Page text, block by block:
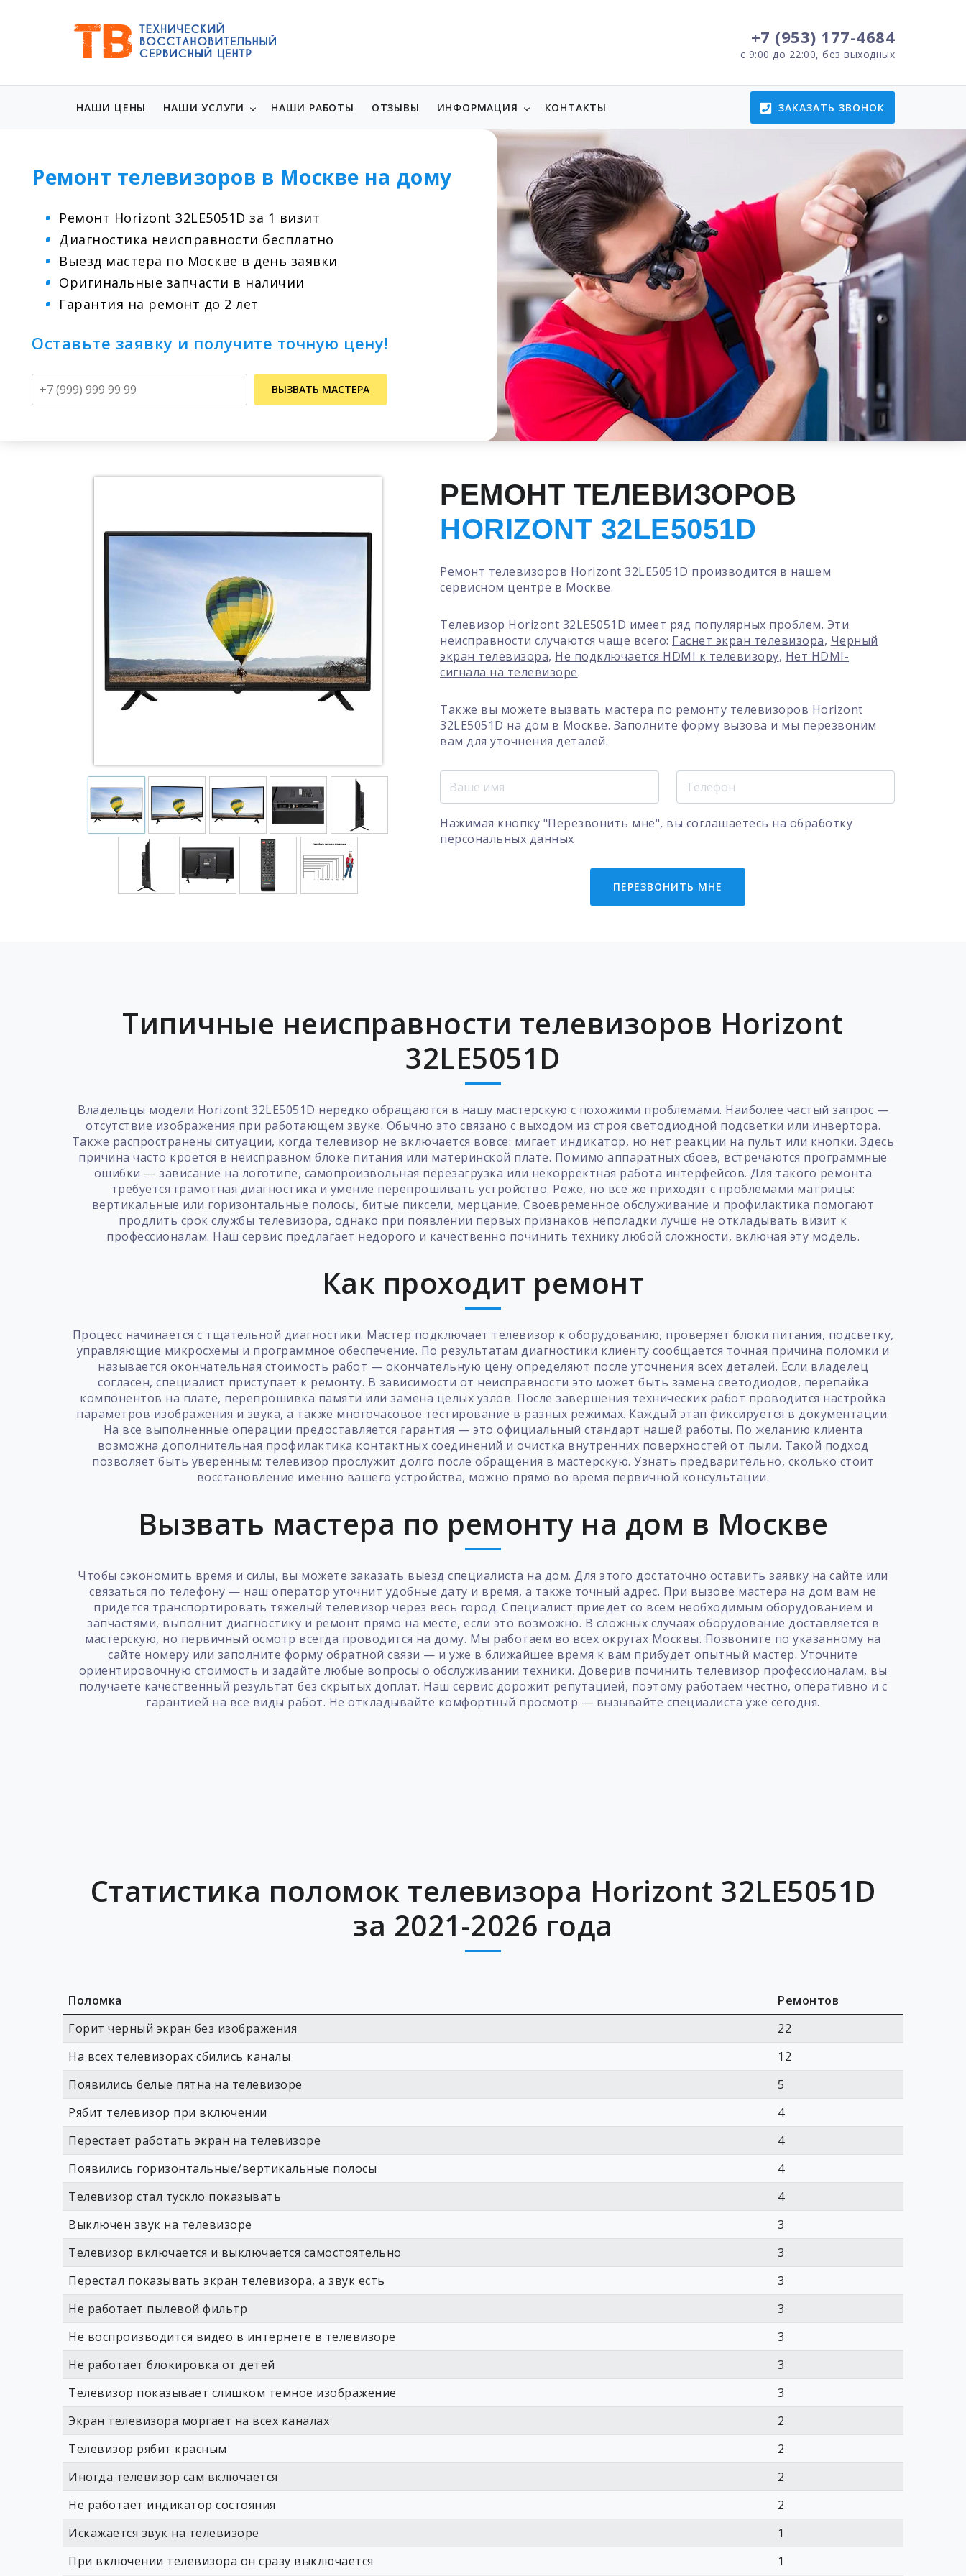
+7 (953) 177-4684
с 9:00 до 22:00, без выходных
НАШИ ЦЕНЫ НАШИ УСЛУГИ НАШИ РАБОТЫ ОТЗЫВЫ ИНФОРМАЦИЯ КОНТАКТЫ ЗАКАЗАТЬ ЗВОНОК
Ремонт телевизоров в Москве на дому
Ремонт Horizont 32LE5051D за 1 визит
Диагностика неисправности бесплатно
Выезд мастера по Москве в день заявки
Оригинальные запчасти в наличии
Гарантия на ремонт до 2 лет
Оставьте заявку и получите точную цену!
ВЫЗВАТЬ МАСТЕРА
РЕМОНТ ТЕЛЕВИЗОРОВ
HORIZONT 32LE5051D
Ремонт телевизоров Horizont 32LE5051D производится в нашем
сервисном центре в Москве.
Телевизор Horizont 32LE5051D имеет ряд популярных проблем. Эти
неисправности случаются чаще всего: Гаснет экран телевизора, Черный
экран телевизора, Не подключается HDMI к телевизору, Нет HDMI-
сигнала на телевизоре.
Также вы можете вызвать мастера по ремонту телевизоров Horizont
32LE5051D на дом в Москве. Заполните форму вызова и мы перезвоним
вам для уточнения деталей.
Нажимая кнопку "Перезвонить мне", вы соглашаетесь на обработку
персональных данных
ПЕРЕЗВОНИТЬ МНЕ
Типичные неисправности телевизоров Horizont
32LE5051D
Владельцы модели Horizont 32LE5051D нередко обращаются в нашу мастерскую с похожими проблемами. Наиболее частый запрос —
отсутствие изображения при работающем звуке. Обычно это связано с выходом из строя светодиодной подсветки или инвертора.
Также распространены ситуации, когда телевизор не включается вовсе: мигает индикатор, но нет реакции на пульт или кнопки. Здесь
причина часто кроется в неисправном блоке питания или материнской плате. Помимо аппаратных сбоев, встречаются программные
ошибки — зависание на логотипе, самопроизвольная перезагрузка или некорректная работа интерфейсов. Для такого ремонта
требуется грамотная диагностика и умение перепрошивать устройство. Реже, но все же приходят с проблемами матрицы:
вертикальные или горизонтальные полосы, битые пиксели, мерцание. Своевременное обслуживание и профилактика помогают
продлить срок службы телевизора, однако при появлении первых признаков неполадки лучше не откладывать визит к
профессионалам. Наш сервис предлагает недорого и качественно починить технику любой сложности, включая эту модель.
Как проходит ремонт
Процесс начинается с тщательной диагностики. Мастер подключает телевизор к оборудованию, проверяет блоки питания, подсветку,
управляющие микросхемы и программное обеспечение. По результатам диагностики клиенту сообщается точная причина поломки и
называется окончательная стоимость работ — окончательную цену определяют после уточнения всех деталей. Если владелец
согласен, специалист приступает к ремонту. В зависимости от неисправности это может быть замена светодиодов, перепайка
компонентов на плате, перепрошивка памяти или замена целых узлов. После завершения технических работ проводится настройка
параметров изображения и звука, а также многочасовое тестирование в разных режимах. Каждый этап фиксируется в документации.
На все выполненные операции предоставляется гарантия — это официальный стандарт нашей работы. По желанию клиента
возможна дополнительная профилактика контактных соединений и очистка внутренних поверхностей от пыли. Такой подход
позволяет быть уверенным: телевизор прослужит долго после обращения в мастерскую. Узнать предварительно, сколько стоит
восстановление именно вашего устройства, можно прямо во время первичной консультации.
Вызвать мастера по ремонту на дом в Москве
Чтобы сэкономить время и силы, вы можете заказать выезд специалиста на дом. Для этого достаточно оставить заявку на сайте или
связаться по телефону — наш оператор уточнит удобные дату и время, а также точный адрес. При вызове мастера на дом вам не
придется транспортировать тяжелый телевизор через весь город. Специалист приедет со всем необходимым оборудованием и
запчастями, выполнит диагностику и ремонт прямо на месте, если это возможно. В сложных случаях оборудование доставляется в
мастерскую, но первичный осмотр всегда проводится на дому. Мы работаем во всех округах Москвы. Позвоните по указанному на
сайте номеру или заполните форму обратной связи — и уже в ближайшее время к вам прибудет опытный мастер. Уточните
ориентировочную стоимость и задайте любые вопросы о обслуживании техники. Доверив починить телевизор профессионалам, вы
получаете качественный результат без скрытых доплат. Наш сервис дорожит репутацией, поэтому работаем честно, оперативно и с
гарантией на все виды работ. Не откладывайте комфортный просмотр — вызывайте специалиста уже сегодня.
Статистика поломок телевизора Horizont 32LE5051D
за 2021-2026 года
Поломка
Ремонтов
Горит черный экран без изображения
22
На всех телевизорах сбились каналы
12
Появились белые пятна на телевизоре
5
Рябит телевизор при включении
4
Перестает работать экран на телевизоре
4
Появились горизонтальные/вертикальные полосы
4
Телевизор стал тускло показывать
4
Выключен звук на телевизоре
3
Телевизор включается и выключается самостоятельно
3
Перестал показывать экран телевизора, а звук есть
3
Не работает пылевой фильтр
3
Не воспроизводится видео в интернете в телевизоре
3
Не работает блокировка от детей
3
Телевизор показывает слишком темное изображение
3
Экран телевизора моргает на всех каналах
2
Телевизор рябит красным
2
Иногда телевизор сам включается
2
Не работает индикатор состояния
2
Искажается звук на телевизоре
1
При включении телевизора он сразу выключается
1